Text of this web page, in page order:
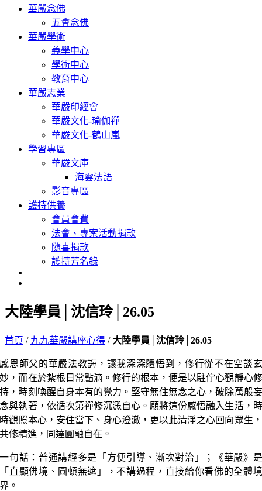
華嚴念佛
五會念佛
華嚴學術
義學中心
學術中心
教育中心
華嚴志業
華嚴印經會
華嚴文化-瑜伽禪
華嚴文化-鶴山嵐
學習專區
華嚴文庫
海雲法語
影音專區
護持供養
會員會費
法會、專案活動捐款
隨喜捐款
護持芳名錄
大陸學員│沈信玲│26.05
首頁 / 九九華嚴講座心得 / 大陸學員│沈信玲│26.05
感恩師父的華嚴法教誨，讓我深深體悟到，修行從不在空談玄
妙，而在於紮根日常點滴。修行的根本，便是以駐佇心觀靜心修
持，時刻喚醒自身本有的覺力。堅守無住無念之心，破除萬般妄
念與執著，依循次第禪修沉澱自心。願將這份感悟融入生活，時
時觀照本心，安住當下、身心澄澈，更以此清淨之心回向眾生，
共修精進，同達圓融自在。
一句話：普通講經多是「方便引導、漸次對治」；《華嚴》是
「直顯佛境、圓頓無遮」，不講過程，直接給你看佛的全體境
界。